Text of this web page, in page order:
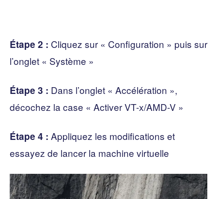
Étape 2 : Cliquez sur « Configuration » puis sur
l’onglet « Système »
Étape 3 : Dans l’onglet « Accélération »,
décochez la case « Activer VT-x/AMD-V »
Étape 4 : Appliquez les modifications et
essayez de lancer la machine virtuelle